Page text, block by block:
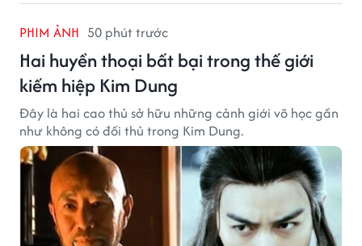
PHIM ẢNH 50 phút trước
Hai huyền thoại bất bại trong thế giới
kiếm hiệp Kim Dung
Đây là hai cao thủ sở hữu những cảnh giới võ học gần
như không có đối thủ trong Kim Dung.